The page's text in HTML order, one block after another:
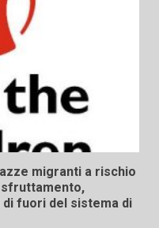
migranti a rischio
fuori del sistema di